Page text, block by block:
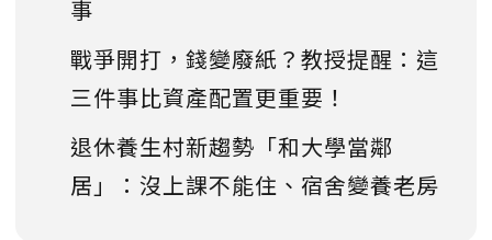
事
戰爭開打，錢變廢紙？教授提醒：這
三件事比資產配置更重要！
退休養生村新趨勢「和大學當鄰
居」：沒上課不能住、宿舍變養老房